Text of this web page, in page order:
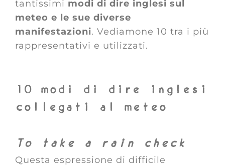
tantissimi modi di dire inglesi sul
meteo e le sue diverse
manifestazioni. Vediamone 10 tra i più
rappresentativi e utilizzati.
10 modi di dire inglesi
collegati al meteo
To take a rain check
Questa espressione di difficile